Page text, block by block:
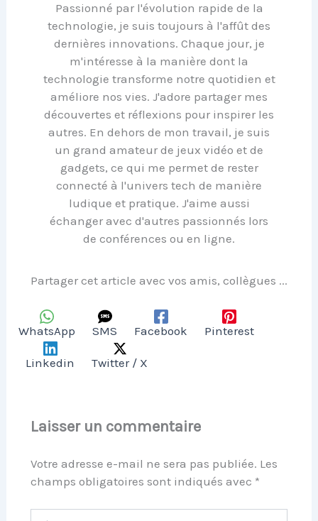
Passionné par l'évolution rapide de la
technologie, je suis toujours à l'affût des
dernières innovations. Chaque jour, je
m'intéresse à la manière dont la
technologie transforme notre quotidien et
améliore nos vies. J'adore partager mes
découvertes et réflexions pour inspirer les
autres. En dehors de mon travail, je suis
un grand amateur de jeux vidéo et de
gadgets, ce qui me permet de rester
connecté à l'univers tech de manière
ludique et pratique. J'aime aussi
échanger avec d'autres passionnés lors
de conférences ou en ligne.
Partager cet article avec vos amis, collègues ...
WhatsApp SMS Facebook Pinterest
Linkedin Twitter / X
Laisser un commentaire
Votre adresse e-mail ne sera pas publiée. Les
champs obligatoires sont indiqués avec *